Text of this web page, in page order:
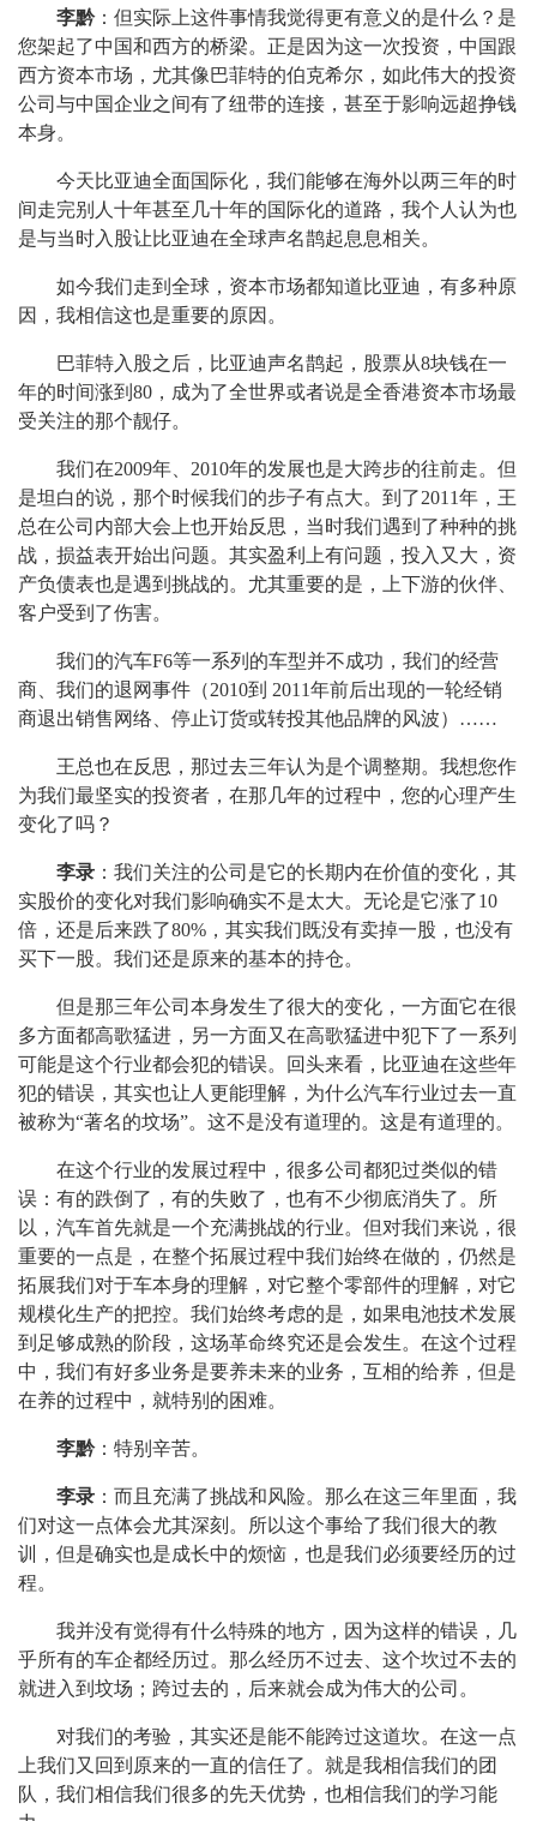
李黔：但实际上这件事情我觉得更有意义的是什么？是
您架起了中国和西方的桥梁。正是因为这一次投资，中国跟
西方资本市场，尤其像巴菲特的伯克希尔，如此伟大的投资
公司与中国企业之间有了纽带的连接，甚至于影响远超挣钱
本身。
今天比亚迪全面国际化，我们能够在海外以两三年的时
间走完别人十年甚至几十年的国际化的道路，我个人认为也
是与当时入股让比亚迪在全球声名鹊起息息相关。
如今我们走到全球，资本市场都知道比亚迪，有多种原
因，我相信这也是重要的原因。
巴菲特入股之后，比亚迪声名鹊起，股票从8块钱在一
年的时间涨到80，成为了全世界或者说是全香港资本市场最
受关注的那个靓仔。
我们在2009年、2010年的发展也是大跨步的往前走。但
是坦白的说，那个时候我们的步子有点大。到了2011年，王
总在公司内部大会上也开始反思，当时我们遇到了种种的挑
战，损益表开始出问题。其实盈利上有问题，投入又大，资
产负债表也是遇到挑战的。尤其重要的是，上下游的伙伴、
客户受到了伤害。
我们的汽车F6等一系列的车型并不成功，我们的经营
商、我们的退网事件（2010到 2011年前后出现的一轮经销
商退出销售网络、停止订货或转投其他品牌的风波）……
王总也在反思，那过去三年认为是个调整期。我想您作
为我们最坚实的投资者，在那几年的过程中，您的心理产生
变化了吗？
李录 ：我们关注的公司是它的长期内在价值的变化，其
实股价的变化对我们影响确实不是太大。无论是它涨了10
倍，还是后来跌了80%，其实我们既没有卖掉一股，也没有
买下一股。我们还是原来的基本的持仓。
但是那三年公司本身发生了很大的变化，一方面它在很
多方面都高歌猛进，另一方面又在高歌猛进中犯下了一系列
可能是这个行业都会犯的错误。回头来看，比亚迪在这些年
犯的错误，其实也让人更能理解，为什么汽车行业过去一直
被称为“著名的坟场”。这不是没有道理的。这是有道理的。
在这个行业的发展过程中，很多公司都犯过类似的错
误：有的跌倒了，有的失败了，也有不少彻底消失了。所
以，汽车首先就是一个充满挑战的行业。但对我们来说，很
重要的一点是，在整个拓展过程中我们始终在做的，仍然是
拓展我们对于车本身的理解，对它整个零部件的理解，对它
规模化生产的把控。我们始终考虑的是，如果电池技术发展
到足够成熟的阶段，这场革命终究还是会发生。在这个过程
中，我们有好多业务是要养未来的业务，互相的给养，但是
在养的过程中，就特别的困难。
李黔：特别辛苦。
李录 ：而且充满了挑战和风险。那么在这三年里面，我
们对这一点体会尤其深刻。所以这个事给了我们很大的教
训，但是确实也是成长中的烦恼，也是我们必须要经历的过
程。
我并没有觉得有什么特殊的地方，因为这样的错误，几
乎所有的车企都经历过。那么经历不过去、这个坎过不去的
就进入到坟场；跨过去的，后来就会成为伟大的公司。
对我们的考验，其实还是能不能跨过这道坎。在这一点
上我们又回到原来的一直的信任了。就是我相信我们的团
队，我们相信我们很多的先天优势，也相信我们的学习能